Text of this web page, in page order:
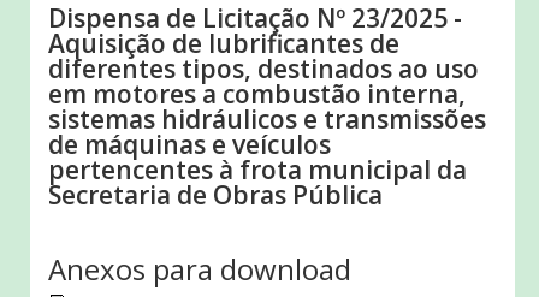
Dispensa de Licitação Nº 23/2025 -
Aquisição de lubrificantes de
diferentes tipos, destinados ao uso
em motores a combustão interna,
sistemas hidráulicos e transmissões
de máquinas e veículos
pertencentes à frota municipal da
Secretaria de Obras Pública
Anexos para download